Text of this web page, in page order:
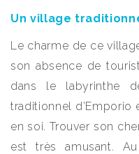
Un village
Le charme de ce
son absence de
dans le labyrinthe
traditionnel d’Emporio
en soi. Trouver son
est très amusant.